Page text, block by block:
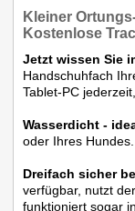
Kleiner
Kostenlose
Jetzt wissen Sie
Handschuhfach
Tablet-PC
Wasserdicht -
oder Ihres
Dreifach sicher
verfügbar, nutzt
funktioniert sogar